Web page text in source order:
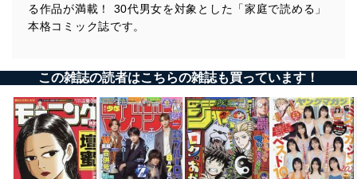
る作品が満載！ 30代男女を対象とした「家庭で読める」
本格コミック誌です。
この雑誌の読者はこちらの雑誌も買っています！